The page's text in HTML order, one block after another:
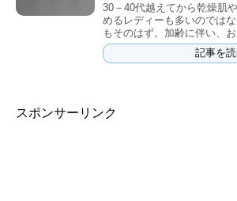
30－40代越えてから乾燥肌
めるレディーも多いのでは
もそのはず。加齢に伴い、
記事を
スポンサーリンク